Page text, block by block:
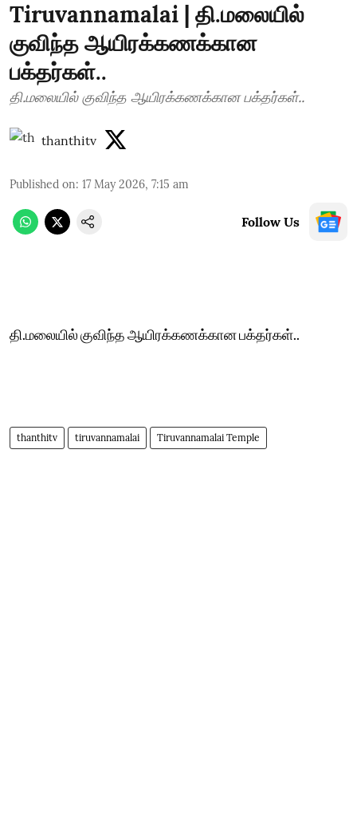
Tiruvannamalai | தி.மலையில்
குவிந்த ஆயிரக்கணக்கான
பக்தர்கள்..
தி.மலையில் குவிந்த ஆயிரக்கணக்கான பக்தர்கள்..
thanthitv
Published on: 17 May 2026, 7:15 am
Follow Us
தி.மலையில் குவிந்த ஆயிரக்கணக்கான பக்தர்கள்..
thanthitv tiruvannamalai Tiruvannamalai Temple